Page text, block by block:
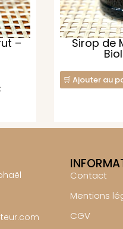
– Sirop de
Ajouter au
Contact
Mentions
CGV